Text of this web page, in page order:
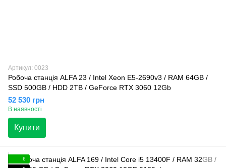
Артикул: 0023
Робоча станція ALFA 23 / Intel Xeon E5-2690v3 / RAM 64GB /
SSD 500GB / HDD 2TB / GeForce RTX 3060 12Gb
52 530 грн
В наявності
Купити
6